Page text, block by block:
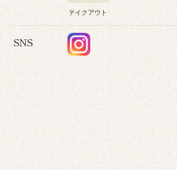
テイクアウト
SNS